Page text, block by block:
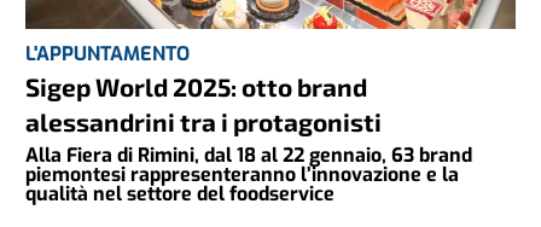
L'APPUNTAMENTO
Sigep World 2025: otto brand
alessandrini tra i protagonisti
Alla Fiera di Rimini, dal 18 al 22 gennaio, 63 brand
piemontesi rappresenteranno l’innovazione e la
qualità nel settore del foodservice